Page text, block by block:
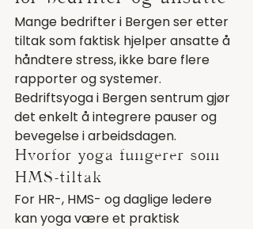
Mange bedrifter i Bergen ser etter
tiltak som faktisk hjelper ansatte å
håndtere stress, ikke bare flere
rapporter og systemer.
Bedriftsyoga i Bergen sentrum gjør
det enkelt å integrere pauser og
bevegelse i arbeidsdagen.
Hvorfor yoga fungerer som
HMS-tiltak
For HR-, HMS- og daglige ledere
kan yoga være et praktisk